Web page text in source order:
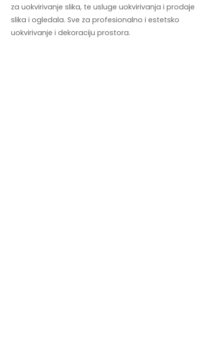
za uokvirivanje slika, te usluge uokvirivanja i prodaje
slika i ogledala. Sve za profesionalno i estetsko
uokvirivanje i dekoraciju prostora.